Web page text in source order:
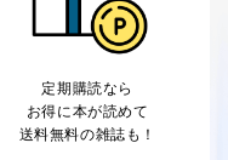
ることに対して協力
人の同意を得ること
ぼすおそれがあると
めに守秘義務を結ん
情報の取扱いを委
要な範囲で委託・提
定期購読なら
お得に本が読めて
送料無料の雑誌も！